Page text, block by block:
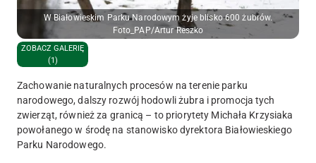
W Białowieskim Parku Narodowym żyje blisko 600 żubrów.
Foto_PAP/Artur Reszko
ZOBACZ GALERIĘ
(1)
Zachowanie naturalnych procesów na terenie parku
narodowego, dalszy rozwój hodowli żubra i promocja tych
zwierząt, również za granicą – to priorytety Michała Krzysiaka
powołanego w środę na stanowisko dyrektora Białowieskiego
Parku Narodowego.